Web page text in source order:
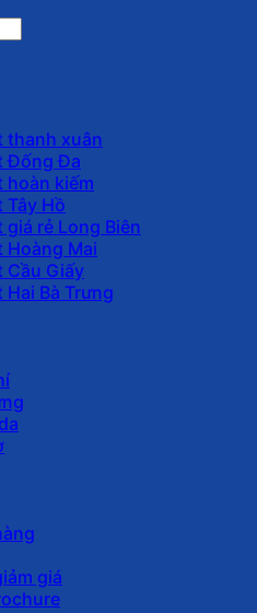
thanh xuân
Đống Đa
hoàn kiếm
Tây Hồ
giá rẻ Long Biên
Hoàng Mai
Cầu Giấy
Bà Trưng
giá